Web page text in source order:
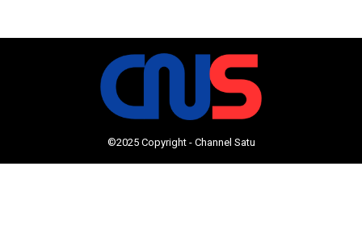
©2025 Copyright - Channel Satu